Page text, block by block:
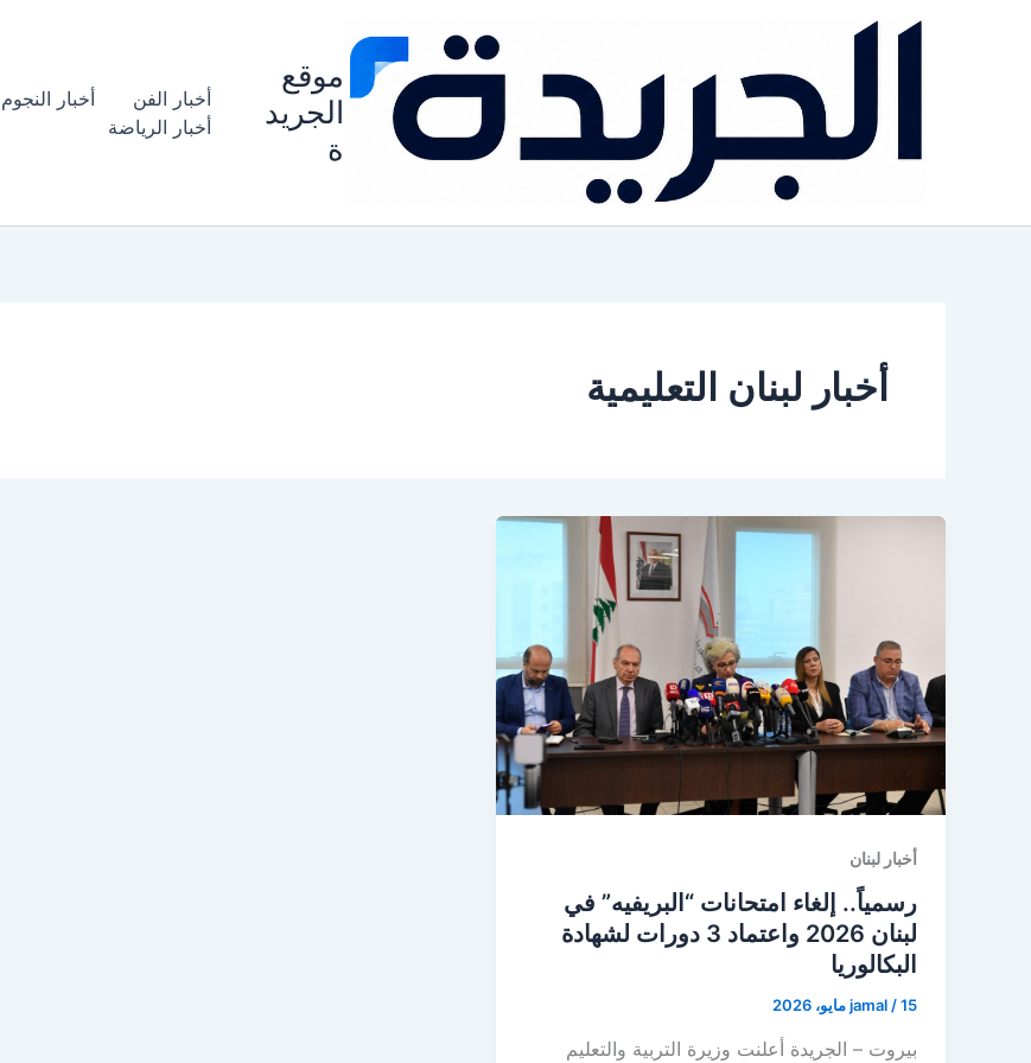
موقع
الجريد
ة
أخبار الفن أخبار
أخبار الرياضة
أخبار لبنان التعليمية
أخبار لبنان
رسمياً.. إلغاء امتحانات “البريفيه” في
لبنان 2026 واعتماد 3 دورات لشهادة
البكالوريا
jamal /15 مايو، 2026
بيروت – الجريدة أعلنت وزيرة التربية والتعليم